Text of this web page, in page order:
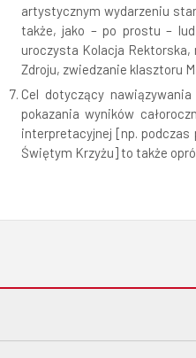
artystycznym wydarzeniu
także, jako – po prostu –
uroczysta Kolacja Rektorska,
Zdroju, zwiedzanie klasztoru
Cel dotyczący
pokazania wyników
interpretacyjnej [np. podczas
Świętym Krzyżu] to także